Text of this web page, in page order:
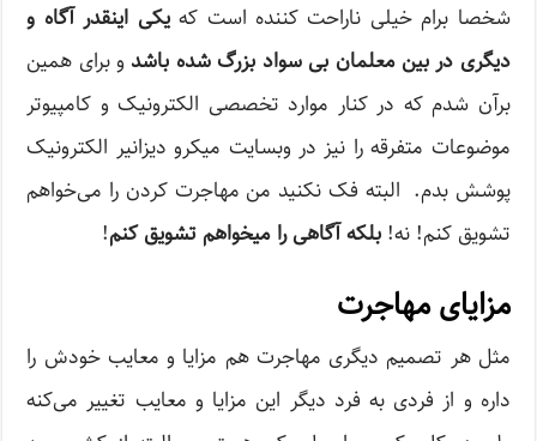
شخصا برام خیلی ناراحت کننده است کهیکی اینقدر آگاه و
دیگری در بین معلمان بی سواد بزرگ شده باشد و برای همین
برآن شدم که در کنار موارد تخصصی الکترونیک و کامپیوتر
موضوعات متفرقه را نیز در وبسایت میکرو دیزانیر الکترونیک
پوشش بدم. البته فک نکنید من مهاجرت کردن را می‌خواهم
تشویق کنم! نه!بلکه آگاهی را میخواهم تشویق کنم!
مزایای مهاجرت
مثل هر تصمیم دیگری مهاجرت هم مزایا و معایب خودش را
داره و از فردی به فرد دیگر این مزایا و معایب تغییر می‌کنه